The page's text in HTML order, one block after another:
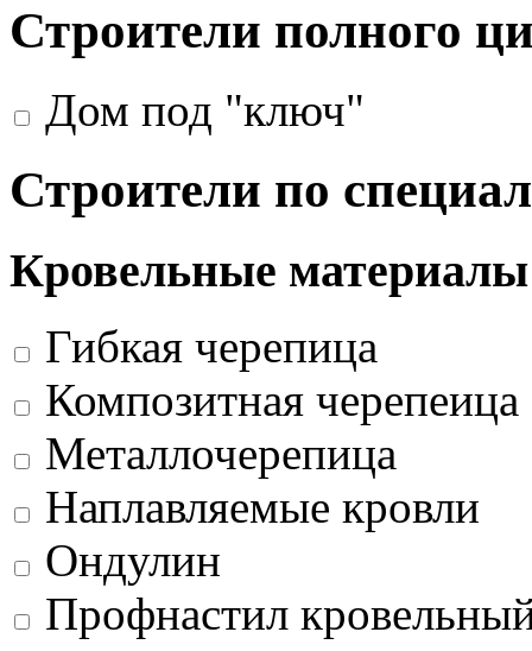
Строители полного
Дом под "ключ"
Строители по
Кровельные материалы
Гибкая черепица
Композитная черепеица
Металлочерепица
Наплавляемые кровли
Ондулин
Профнастил